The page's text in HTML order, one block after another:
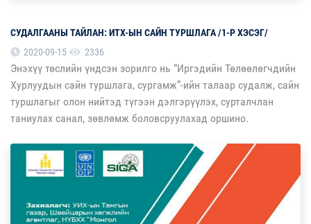
СУДАЛГААНЫ ТАЙЛАН: ИТХ-ЫН САЙН ТУРШЛАГА /1-Р ХЭСЭГ/
2020-09-15
2336
Энэхүү төслийн үндсэн зорилго нь “Иргэдийн Төлөөлөгчдийн
Хурлуудын сайн туршлага, сургамж”-ийн талаар судалж, сайн
туршлагыг олон нийтэд түгээн дэлгэрүүлэх, сурталчлан
таниулах санал, зөвлөмж боловсруулахад оршино.